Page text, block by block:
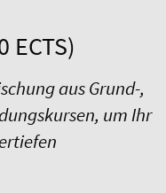
ECTS)
aus Grund-,
um Ihr